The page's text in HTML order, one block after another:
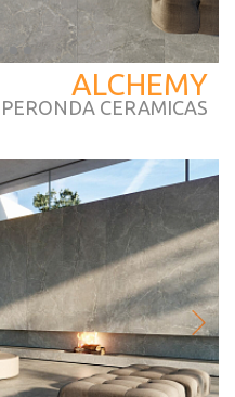
ALCHEMY
PERONDA CERAMICAS